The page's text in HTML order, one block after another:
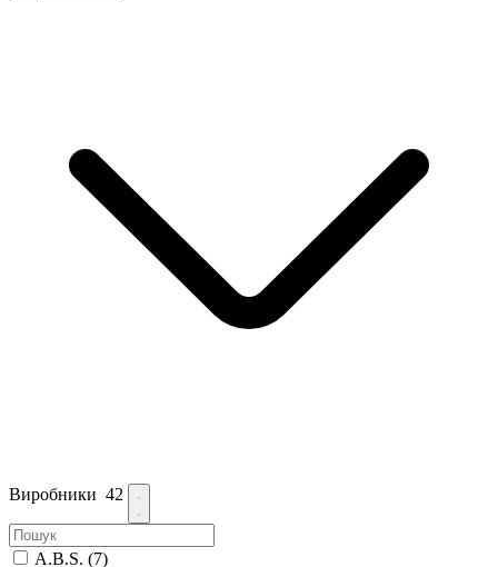
Виробники 42
A.B.S. (7)